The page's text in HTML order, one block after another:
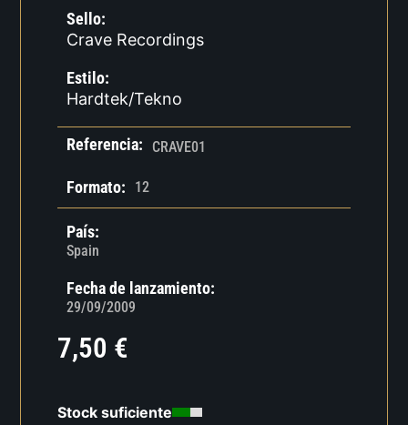
Sello:
Crave Recordings
Estilo:
Hardtek/Tekno
Referencia: CRAVE01
Formato: 12
País:
Spain
Fecha de lanzamiento:
29/09/2009
7,50 €
Stock suficiente